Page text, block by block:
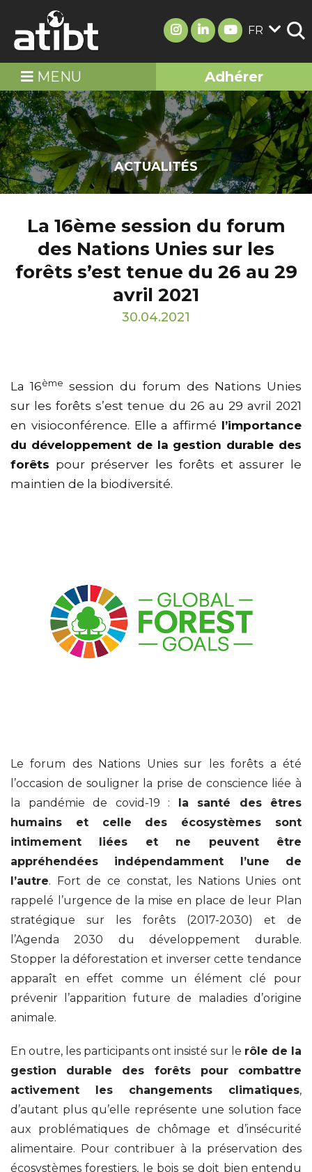
FR
MENU Adhérer
ACTUALITÉS
La 16ème session du forum
des Nations Unies sur les
forêts s’est tenue du 26 au 29
avril 2021
30.04.2021
La 16ème session du forum des Nations Unies
sur les forêts s’est tenue du 26 au 29 avril 2021
en visioconférence. Elle a affirmé l’importance
du développement de la gestion durable des
forêts pour préserver les forêts et assurer le
maintien de la biodiversité.
Le forum des Nations Unies sur les forêts a été
l’occasion de souligner la prise de conscience liée à
la pandémie de covid-19 : la santé des êtres
humains et celle des écosystèmes sont
intimement liées et ne peuvent être
appréhendées indépendamment l’une de
l’autre. Fort de ce constat, les Nations Unies ont
rappelé l’urgence de la mise en place de leur Plan
stratégique sur les forêts (2017-2030) et de
l’Agenda 2030 du développement durable.
Stopper la déforestation et inverser cette tendance
apparaît en effet comme un élément clé pour
prévenir l’apparition future de maladies d’origine
animale.
En outre, les participants ont insisté sur le rôle de la
gestion durable des forêts pour combattre
activement les changements climatiques,
d’autant plus qu’elle représente une solution face
aux problématiques de chômage et d’insécurité
alimentaire. Pour contribuer à la préservation des
écosystèmes forestiers, le bois se doit bien entendu